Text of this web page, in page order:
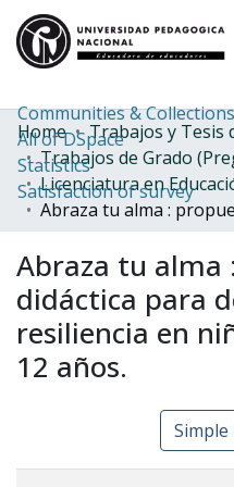
Communities & Collections
All of DSpace
Statistics
Satisfaction of survey
Home
Trabajos y Tesis
Abraza tu alma
didáctica para
resiliencia en
12 años.